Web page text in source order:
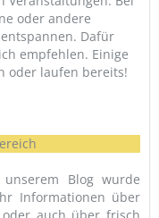
oder andere
Dafür
empfehlen. Einige
oder laufen bereits!
Blog wurde
Informationen über